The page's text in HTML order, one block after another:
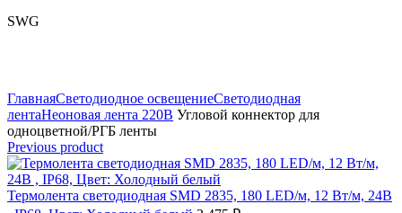
SWG
ГлавнаяСветодиодное освещениеСветодиодная
лентаНеоновая лента 220В Угловой коннектор для
одноцветной/РГБ ленты
Previous product
Термолента светодиодная SMD 2835, 180 LED/м, 12 Вт/м, 24В